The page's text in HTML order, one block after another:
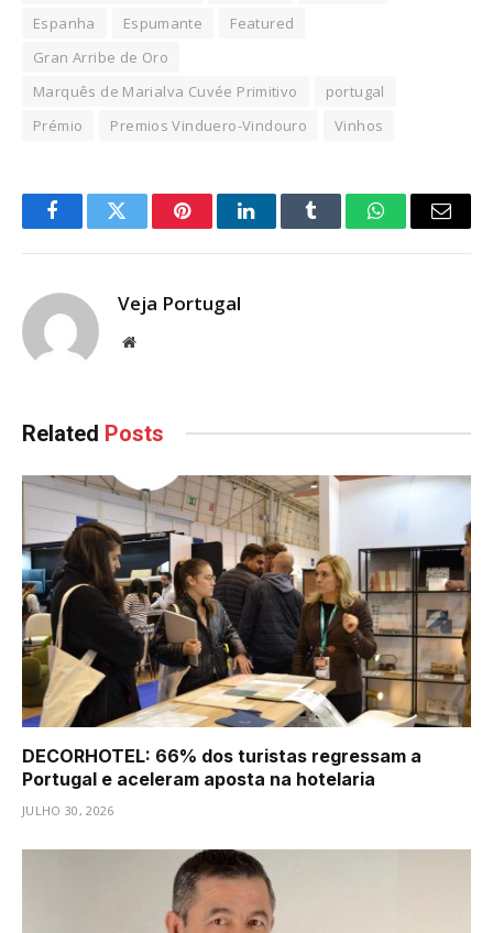
Espanha
Espumante
Featured
Gran Arribe de Oro
Marquês de Marialva Cuvée Primitivo
portugal
Prémio
Premios Vinduero-Vindouro Vinhos
FacebookTwitter PinterestLinkedInTumblr WhatsAppEmail
Veja Portugal
Website
Related Posts
DECORHOTEL: 66% dos turistas regressam a
Portugal e aceleram aposta na hotelaria
JULHO 30, 2026